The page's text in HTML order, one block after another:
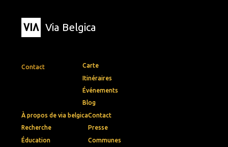
Via Belgica
Contact
Carte
Itinéraires
Événements
Blog
À propos de via belgica
Recherche
Éducation
Contact
Presse
Communes